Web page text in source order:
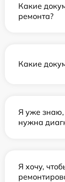
Какие
ремонта?
Какие
Я уже знаю,
нужна
Я хочу,